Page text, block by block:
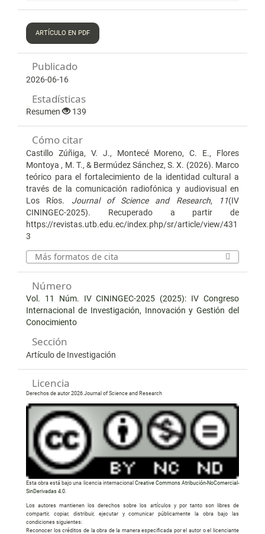
ARTÍCULO EN PDF
Publicado
2026-06-16
Estadísticas
Resumen 139
Cómo citar
Castillo Zúñiga, V. J., Montecé Moreno, C. E., Flores
Montoya , M. T., & Bermúdez Sánchez, S. X. (2026). Marco
teórico para el fortalecimiento de la identidad cultural a
través de la comunicación radiofónica y audiovisual en
Los Ríos. Journal of Science and Research, 11(IV
CININGEC-2025). Recuperado a partir de
https://revistas.utb.edu.ec/index.php/sr/article/view/431
3
Más formatos de cita
Número
Vol. 11 Núm. IV CININGEC-2025 (2025): IV Congreso
Internacional de Investigación, Innovación y Gestión del
Conocimiento
Sección
Artículo de Investigación
Licencia
Derechos de autor 2026 Journal of Science and Research
Esta obra está bajo una licencia internacionalCreative Commons Atribución-NoComercial-
SinDerivadas 4.0
Los autores mantienen los derechos sobre los artículos y por tanto son libres de
compartir, copiar, distribuir, ejecutar y comunicar públicamente la obra bajo las
condiciones siguientes:
Reconocer los créditos de la obra de la manera especificada por el autor o el licenciante